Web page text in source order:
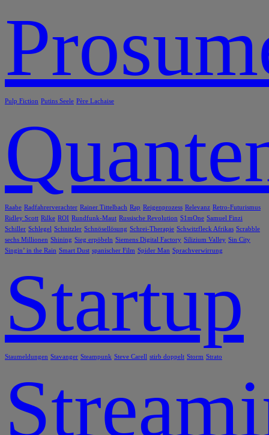
Pulp Fiction Putins Seele Père Lachaise
Raabe Radfahrerverachter Rainer Tittelbach Rap Reigenprozess Relevanz Retro-Futurismus
Ridley Scott Rilke ROI Rundfunk-Maut Russische Revolution S1mOne Samuel Finzi
Schiller Schlegel Schnitzler Schnösellösung Schrei-Therapie Schwitzfleck Afrikas Scrabble
sechs Millionen Shining Sieg erpöbeln Siemens Digital Factory Silizium Valley Sin City
Singin’ in the Rain Smart Dust spanischer Film Spider Man Sprachverwirrung
Startup
Staumeldungen Stavanger Steampunk Steve Carell stirb doppelt Storm Strato